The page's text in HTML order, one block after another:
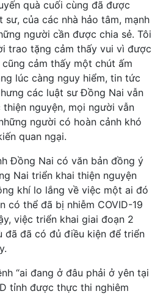
quà cuối cùng đã được
của các nhà hảo tâm, mạnh
người cần được chia sẻ. Tôi
trao tặng cảm thấy vui vì được
cảm thấy một chút ấm
lúc càng nguy hiểm, tin tức
các luật sư Đồng Nai vẫn
nguyện, mọi người vẫn
người có hoàn cảnh khó
quan ngại.
Đồng Nai có văn bản đồng ý
Nai triển khai thiện nguyện
khí lo lắng về việc một ai đó
có thể đã bị nhiễm COVID-19
việc triển khai giai đoạn 2
đã đã có đủ điều kiện để triển
“ai đang ở đâu phải ở yên tại
tỉnh được thực thi nghiêm